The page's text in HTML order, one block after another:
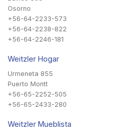
Osorno
+56-64-2233-573
+56-64-2238-822
+56-64-2246-181
Weitzler Hogar
Urmeneta 855
Puerto Montt
+56-65-2252-505
+56-65-2433-280
Weitzler Mueblista